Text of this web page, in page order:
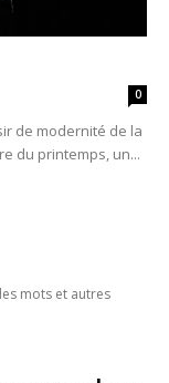
0
de modernité de la
du printemps, un...